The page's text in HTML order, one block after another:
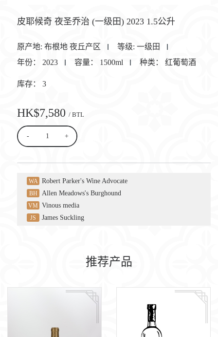
皮耶候奇 夜圣乔治 (一级田) 2023 1.5公升
原产地: 布根地 夜丘产区 等级: 一级田
年份： 2023 容量： 1500ml 种类： 红葡萄酒
库存： 3
HK$7,580 / BTL
- +
WA Robert Parker's Wine Advocate
BH Allen Meadows's Burghound
VM Vinous media
JS James Suckling
推荐产品